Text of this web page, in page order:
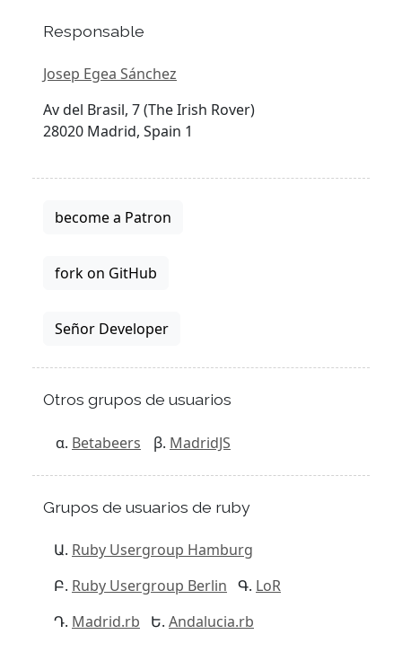
Responsable
Josep Egea Sánchez
Av del Brasil, 7 (The Irish Rover)
28020 Madrid, Spain 1
become a Patron
fork on GitHub
Señor Developer
Otros grupos de usuarios
Betabeers MadridJS
Grupos de usuarios de ruby
Ruby Usergroup Hamburg
Ruby Usergroup Berlin
LoR
Madrid.rb
Andalucia.rb